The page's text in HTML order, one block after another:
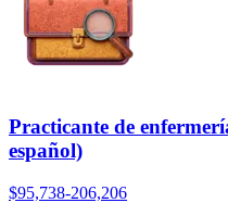
Practicante de
español)
$95,738-206,206